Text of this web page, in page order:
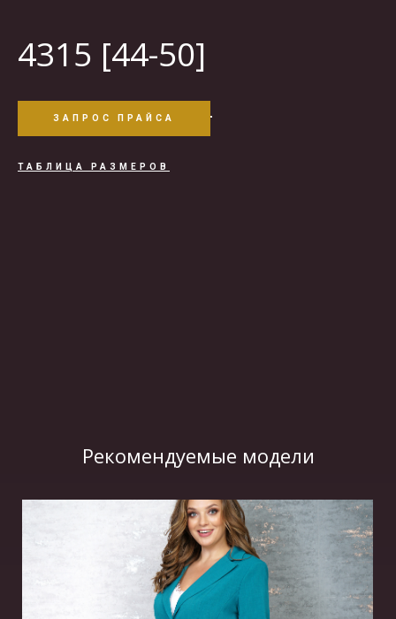
4315 [44-50]
ЗАПРОС ПРАЙСА
ТАБЛИЦА РАЗМЕРОВ
Рекомендуемые модели